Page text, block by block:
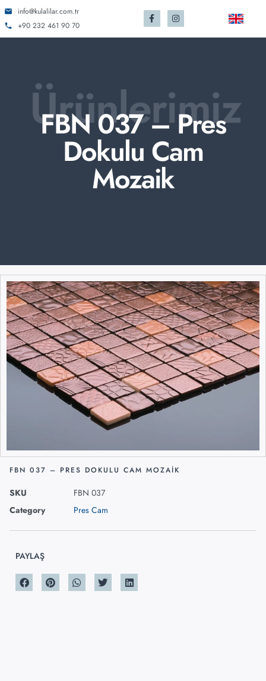
info@kulalilar.com.tr
+90 232 461 90 70
Ürünlerimiz
FBN 037 – Pres
Dokulu Cam
Mozaik
FBN 037 – PRES DOKULU CAM MOZAIK
SKU
FBN 037
Category
Pres Cam
PAYLAŞ